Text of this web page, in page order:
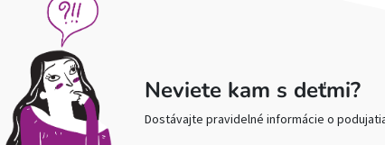
Neviete kam s deťmi?
Dostávajte pravidelné informácie o